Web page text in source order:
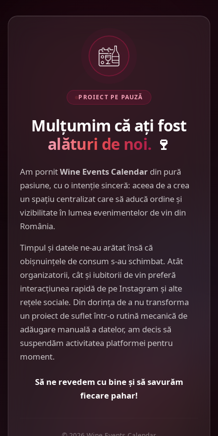
PROIECT PE PAUZĂ
Mulțumim că ați fost
alături de noi. 🍷
Am pornitWine Events Calendar din pură
pasiune, cu o intenție sinceră: aceea de a crea
un spațiu centralizat care să aducă ordine și
vizibilitate în lumea evenimentelor de vin din
România.
Timpul și datele ne-au arătat însă că
obișnuințele de consum s-au schimbat. Atât
organizatorii, cât și iubitorii de vin preferă
interacțiunea rapidă de pe Instagram și alte
rețele sociale. Din dorința de a nu transforma
un proiect de suflet într-o rutină mecanică de
adăugare manuală a datelor, am decis să
suspendăm activitatea platformei pentru
moment.
Să ne revedem cu bine și să savurăm
fiecare pahar!